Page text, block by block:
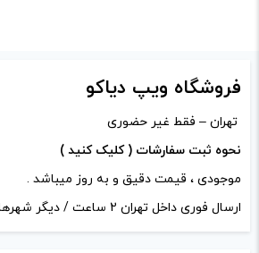
افزودن به سبد خریدفروشگاه ویپ دیاکو
تهران – فقط غیر حضوری
نحوه ثبت سفارشات ( کلیک کنید )
موجودی ، قیمت دقیق و به روز میباشد .
ارسال فوری داخل تهران 2 ساعت / دیگر شهرها 2 تا 4 روز